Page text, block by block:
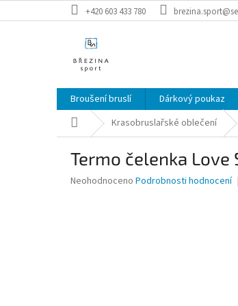
na
+420 603 433 780
Broušení bruslí Dárkový poukaz
Domů Krasobruslařské oblečení
Termo čelenka Love
Průměrné
Neohodnoceno Podrobnosti hodnocení